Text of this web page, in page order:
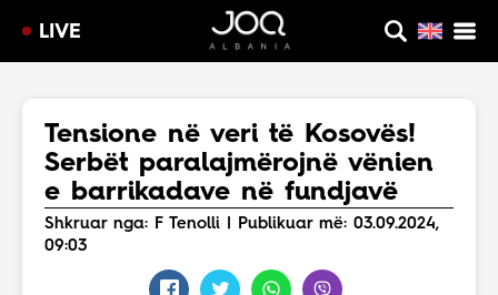
LIVE
Tensione në veri të Kosovës!
Serbët paralajmërojnë vënien
e barrikadave në fundjavë
Shkruar nga: F Tenolli | Publikuar më: 03.09.2024,
09:03